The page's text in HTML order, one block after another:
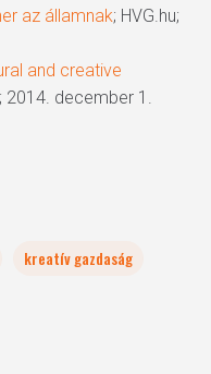
az államnak; HVG.hu;
and creative
2014. december 1.
kreatív gazdaság